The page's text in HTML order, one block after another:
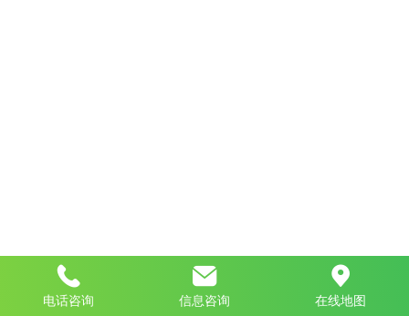
电话咨询 信息咨询 在线地图